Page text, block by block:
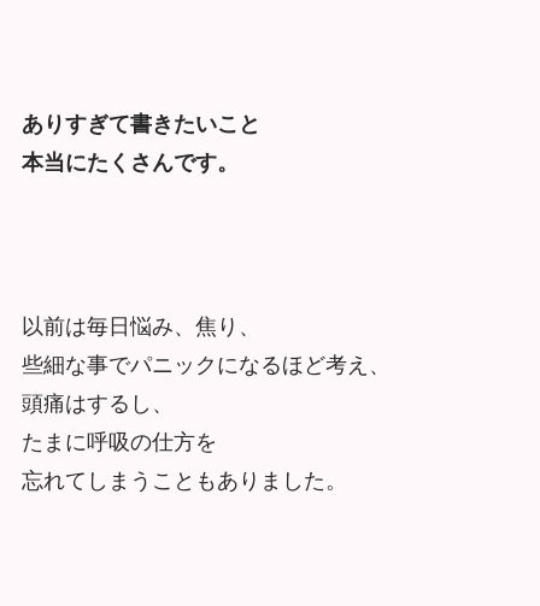
ありすぎて書きたいこと
本当にたくさんです。
以前は毎日悩み、焦り、
些細な事でパニックになるほど考え、
頭痛はするし、
たまに呼吸の仕方を
忘れてしまうこともありました。